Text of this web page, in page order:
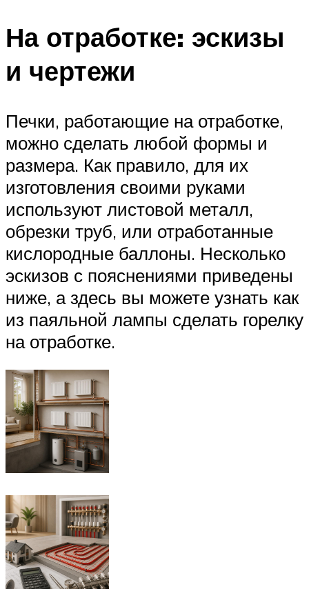
На отработке: эскизы
и чертежи
Печки, работающие на отработке,
можно сделать любой формы и
размера. Как правило, для их
изготовления своими руками
используют листовой металл,
обрезки труб, или отработанные
кислородные баллоны. Несколько
эскизов с пояснениями приведены
ниже, а здесь вы можете узнать как
из паяльной лампы сделать горелку
на отработке.